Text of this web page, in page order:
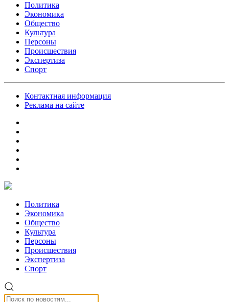
Политика
Экономика
Общество
Культура
Персоны
Происшествия
Экспертиза
Спорт
Контактная информация
Реклама на сайте
Политика
Экономика
Общество
Культура
Персоны
Происшествия
Экспертиза
Спорт